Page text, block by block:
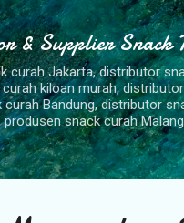
Langsung ke konten utama
& Supplier Snack
curah Jakarta, distributor
kiloan murah,
Bandung, distributor
snack curah